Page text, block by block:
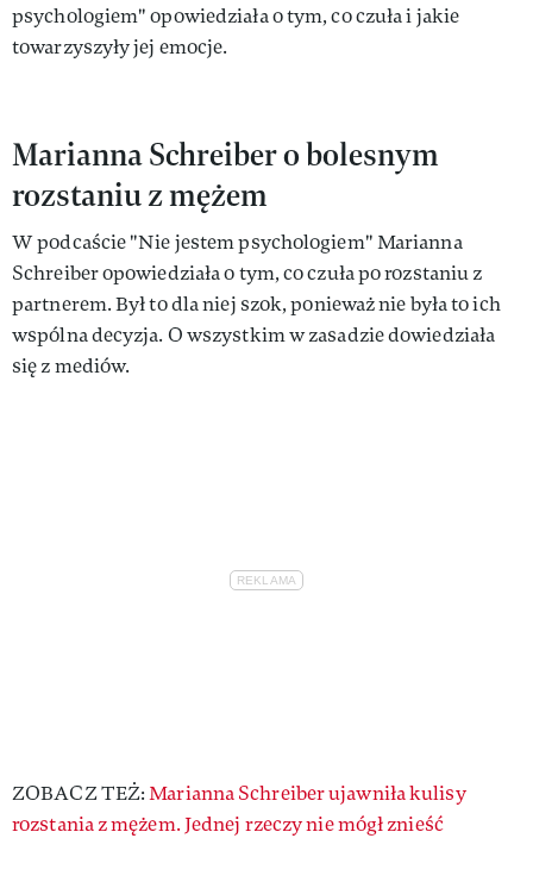
psychologiem" opowiedziała o tym, co czuła i jakie
towarzyszyły jej emocje.
Marianna Schreiber o bolesnym
rozstaniu z mężem
W podcaście "Nie jestem psychologiem" Marianna
Schreiber opowiedziała o tym, co czuła po rozstaniu z
partnerem. Był to dla niej szok, ponieważ nie była to ich
wspólna decyzja. O wszystkim w zasadzie dowiedziała
się z mediów.
ZOBACZ TEŻ:Marianna Schreiber ujawniła kulisy
rozstania z mężem. Jednej rzeczy nie mógł znieść